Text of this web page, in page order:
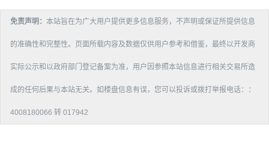
免责声明： 本站旨在为广大用户提供更多信息服务，不声明或保证所提供信息
的准确性和完整性。页面所载内容及数据仅供用户参考和借鉴，最终以开发商
实际公示和以政府部门登记备案为准，用户因参照本站信息进行相关交易所造
成的任何后果与本站无关。如楼盘信息有误，您可以投诉或拨打举报电话：：
4008180066 转 017942